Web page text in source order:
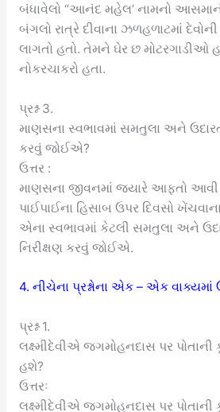
બંધાવેલો “આનંદ મહેલ’ નામનો
બંગલો રાત્રે દીવાના ઝળહળાટમાં
લાગતો હતો. તેમને ઘેર છ
નોકરચાકરો હતા.
પ્રશ્ન 3.
માણસના સ્વભાવમાં સમતુલા અને
કરવું જોઈએ?
ઉત્તર :
માણસના જીવનમાં જ્યારે આફતો
પાઈપાઈના હિસાબ ઉપર દિવસો
એના સ્વભાવમાં કેટલી સમતુલા અને
નિરીક્ષણ કરવું જોઈએ.
4. નીચેના પ્રશ્નોના એક – એક વાક્યમાં
પ્રશ્ન 1.
લક્ષ્મીદેવીએ જગમોહનદાસ પર પોતાની
હશે?
ઉત્તરઃ
લક્ષ્મીદેવીએ જગમોહનદાસ પર પોતાની